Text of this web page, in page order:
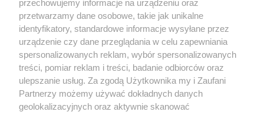
Kultura
X Facebook Instagram Youtube
przechowujemy informacje na urządzeniu oraz
przetwarzamy dane osobowe, takie jak unikalne
identyfikatory, standardowe informacje wysyłane przez
urządzenie czy dane przeglądania w celu zapewniania
spersonalizowanych reklam, wybór spersonalizowanych
treści, pomiar reklam i treści, badanie odbiorców oraz
ulepszanie usług. Za zgodą Użytkownika my i Zaufani
Partnerzy możemy używać dokładnych danych
geolokalizacyjnych oraz aktywnie skanować